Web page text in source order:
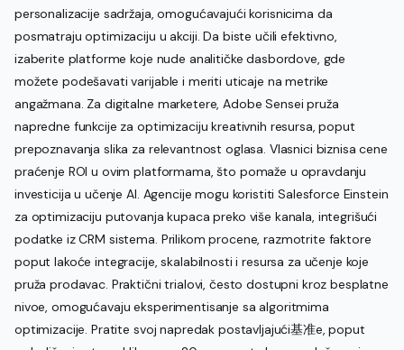
personalizacije sadržaja, omogućavajući korisnicima da
posmatraju optimizaciju u akciji. Da biste učili efektivno,
izaberite platforme koje nude analitičke dasbordove, gde
možete podešavati varijable i meriti uticaje na metrike
angažmana. Za digitalne marketere, Adobe Sensei pruža
napredne funkcije za optimizaciju kreativnih resursa, poput
prepoznavanja slika za relevantnost oglasa. Vlasnici biznisa cene
praćenje ROI u ovim platformama, što pomaže u opravdanju
investicija u učenje AI. Agencije mogu koristiti Salesforce Einstein
za optimizaciju putovanja kupaca preko više kanala, integrišući
podatke iz CRM sistema. Prilikom procene, razmotrite faktore
poput lakoće integracije, skalabilnosti i resursa za učenje koje
pruža prodavac. Praktični trialovi, često dostupni kroz besplatne
nivoe, omogućavaju eksperimentisanje sa algoritmima
optimizacije. Pratite svoj napredak postavljajući基准e, poput